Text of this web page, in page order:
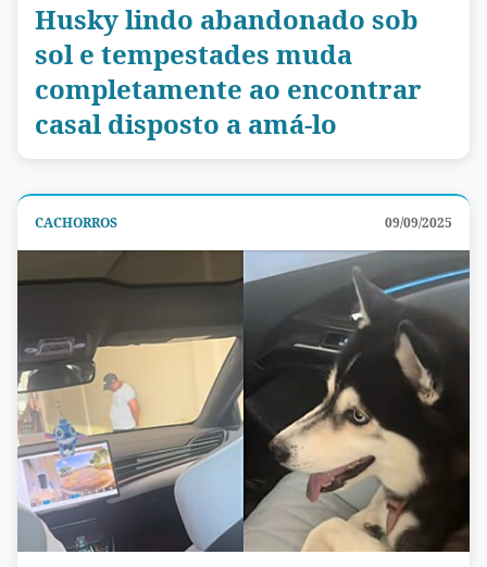
Husky lindo abandonado sob
sol e tempestades muda
completamente ao encontrar
casal disposto a amá-lo
CACHORROS 09/09/2025